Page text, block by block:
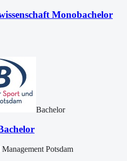
Monobachelor
Bachelor
Potsdam